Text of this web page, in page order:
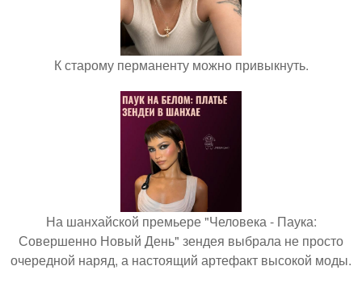
К старому перманенту можно привыкнуть.
На шанхайской премьере "Человека - Паука:
Совершенно Новый День" зендея выбрала не просто
очередной наряд, а настоящий артефакт высокой моды.